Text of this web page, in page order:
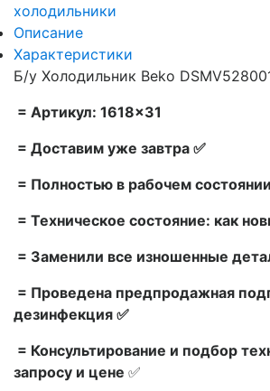
холодильники
Описание
Характеристики
Б/у Холодильник Beko
= Артикул: 1618×31
= Доставим уже завтра ✅
= Полностью в рабочем
= Техническое состояние: как
= Заменили все изношенные
= Проведена предпродажная
дезинфекция ✅
= Консультирование и подбор
запросу и цене ✅